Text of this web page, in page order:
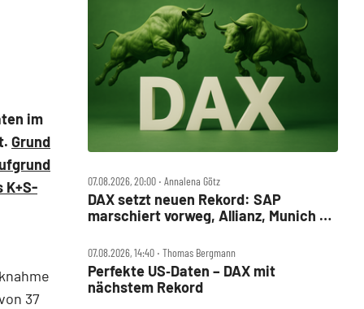
im
Grund
K+S-
37
07.08.2026, 20:00 ‧ Annalena Götz
DAX setzt neuen Rekord: SAP
marschiert vorweg, Allianz, Munich Re
07.08.2026, 14:40 ‧ Thomas Bergmann
Perfekte US‑Daten – DAX mit
nächstem Rekord